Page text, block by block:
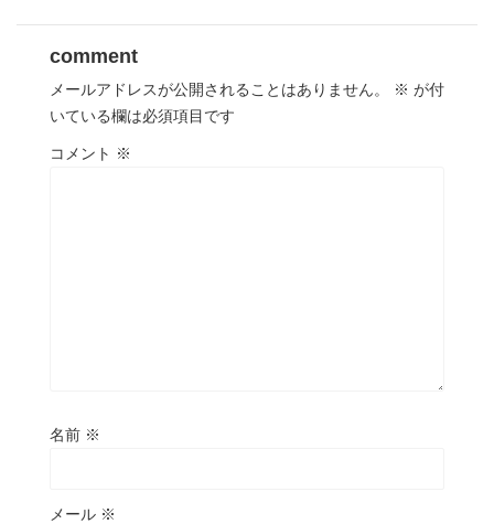
comment
メールアドレスが公開されることはありません。 ※ が付
いている欄は必須項目です
コメント ※
名前 ※
メール ※